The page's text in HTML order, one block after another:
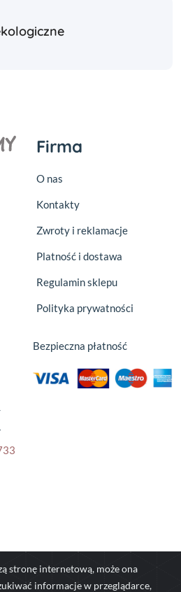
Firma
O nas
Kontakty
Zwroty i reklamacje
Platność i dostawa
Regulamin sklepu
Polityka prywatności
Bezpieczna płatność
stronę internetową, może ona
informacje w przeglądarce,